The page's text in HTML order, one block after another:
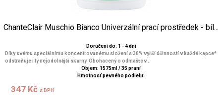
ChanteClair Muschio Bianco Univerzální prací prostředek - bíl...
Doručení do: 1 - 4 dní
Díky svému speciálnímu koncentrovanému složení s 30% vyšší účinností v každé kapce*
odstraňuje i ty nejodolnější skvrny. Obohacený o odmašťov...
Objem: 1575ml / 35 praní
Hmotnosť pevného podielu:
347 Kč s DPH